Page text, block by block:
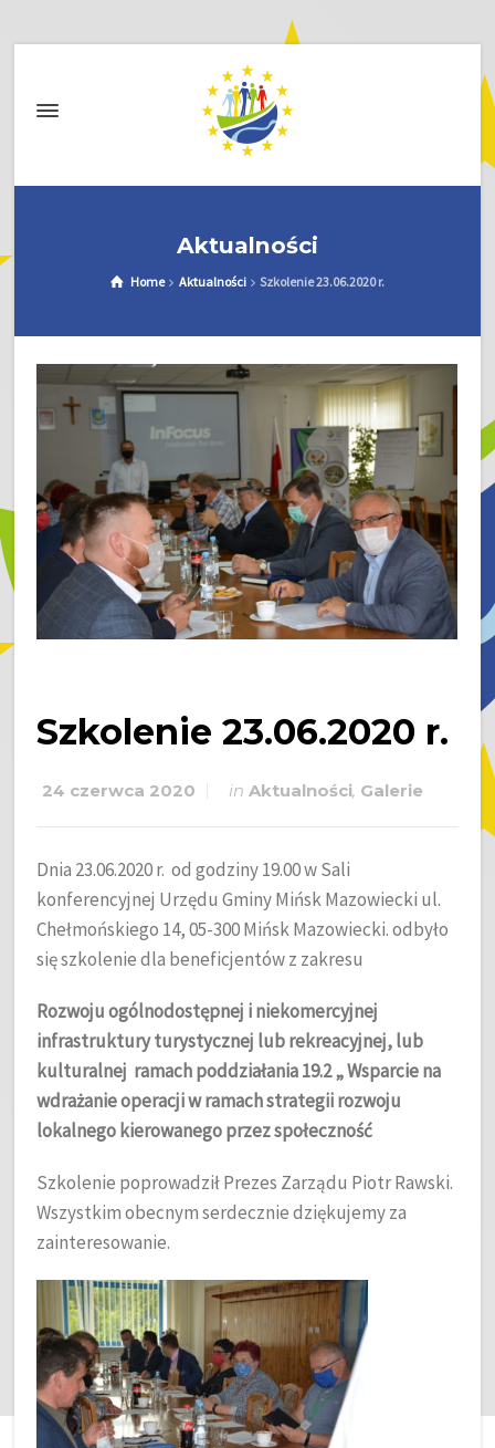
Aktualności
Home Aktualności Szkolenie 23.06.2020 r.
Szkolenie 23.06.2020 r.
24 czerwca 2020 inAktualności, Galerie
Dnia 23.06.2020 r. od godziny 19.00 w Sali
konferencyjnej Urzędu Gminy Mińsk Mazowiecki ul.
Chełmońskiego 14, 05-300 Mińsk Mazowiecki. odbyło
się szkolenie dla beneficjentów z zakresu
Rozwoju ogólnodostępnej i niekomercyjnej
infrastruktury turystycznej lub rekreacyjnej, lub
kulturalnej ramach poddziałania 19.2 „ Wsparcie na
wdrażanie operacji w ramach strategii rozwoju
lokalnego kierowanego przez społeczność
Szkolenie poprowadził Prezes Zarządu Piotr Rawski.
Wszystkim obecnym serdecznie dziękujemy za
zainteresowanie.